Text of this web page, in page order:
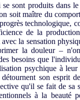
sont produits dans
soit maître du
technologique,
de la
la sensation
la douleur –
besoins que
psychique à
son esprit
qu'il se fait de
à la beauté